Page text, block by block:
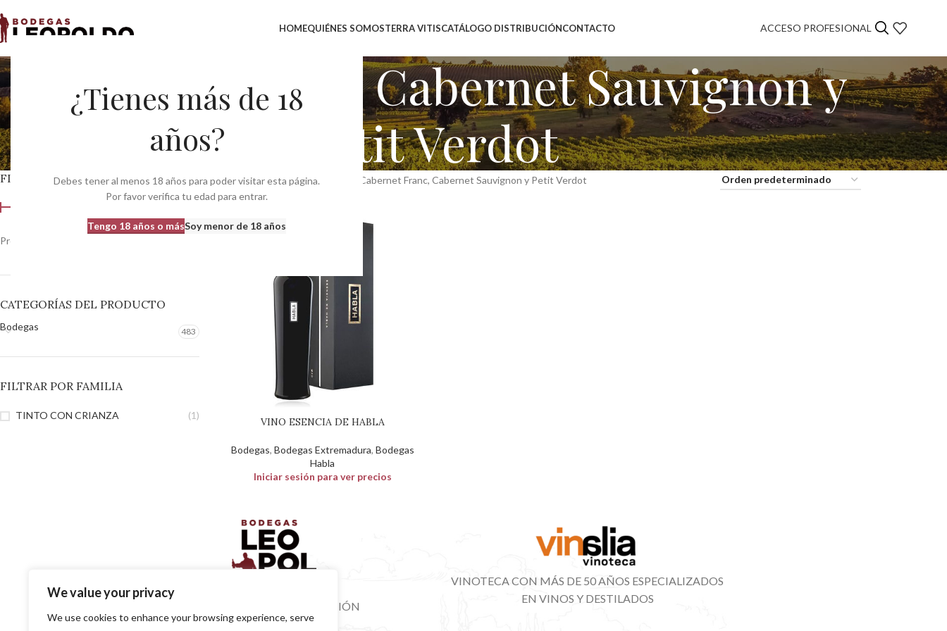
¿Tienes más de 18
años?
Debes tener al menos 18 años para poder visitar esta página.
Por favor verifica tu edad para entrar.
Tengo 18 años o másSoy menor de 18 años
We value your privacy
We use cookies to enhance your browsing experience, serve
HOMEQUIÉNES SOMOSTERRA VITISCATÁLOGO DISTRIBUCIÓNCONTACTO ACCESO PROFESIONAL
Cabernet Franc, Cabernet Sauvignon y
Petit Verdot
FILTRAR POR PRECIO
Precio:
CATEGORÍAS DEL PRODUCTO
Bodegas 483
FILTRAR POR FAMILIA
TINTO CON CRIANZA (1)
Inicio Variedades del producto Cabernet Franc, Cabernet Sauvignon y Petit Verdot
VINO ESENCIA DE HABLA
Bodegas, Bodegas Extremadura, Bodegas
Habla
Iniciar sesión para ver precios
SOLUCIONES EN DISTRIBUCIÓN
PARA EL PROFESIONAL
VINOTECA CON MÁS DE 50 AÑOS ESPECIALIZADOS
EN VINOS Y DESTILADOS